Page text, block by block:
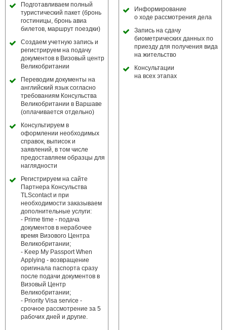
Подготавливаем полный
туристический пакет (бронь
гостиницы, бронь авиа
билетов, маршрут поездки)
Создаем учетную запись и
регистрируем на подачу
документов в Визовый центр
Великобритании
Переводим документы на
английский язык согласно
требованиям Консульства
Великобритании в Варшаве
(оплачивается отдельно)
Консультируем в
оформлении необходимых
справок, выписок и
заявлений, в том числе
предоставляем образцы для
наглядности
Регистрируем на сайте
Партнера Консульства
TLScontact и при
необходимости заказываем
дополнительные услуги:
- Prime time - подача
документов в нерабочее
время Визового Центра
Великобритании;
- Keep My Passport When
Applying - возвращение
оригинала паспорта сразу
после подачи документов в
Визовый Центр
Великобритании;
- Priority Visa service -
срочное рассмотрение за 5
рабочих дней и другие.
Информирование
о ходе рассмотрения дела
Запись на сдачу
биометрических данных по
приезду для получения вида
на жительство
Консультации
на всех этапах